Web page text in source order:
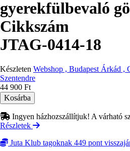
gyerekfülbevaló
Cikkszám
JTAG-0414-18
Készleten Webshop , Budapest Árkád ,
Szentendre
44 900 Ft
Ingyen házhozszállítjuk! A várható
Részletek
Juta Klub tagoknak 449 pont